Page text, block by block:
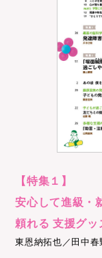
【特集１】
安心して進級・
頼れる 支援グッ
東恩納拓也／田中春